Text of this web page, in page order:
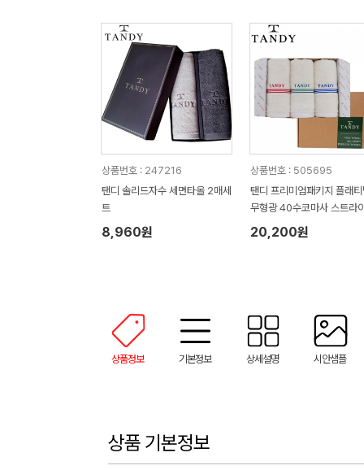
상품번호 : 247216
탠디 솔리드자수 세면타올 2매세
트
8,960원
상품번호 : 505695
탠디 프리미엄패키지 플래티
무형광 40수코마사 스트라
3매세트
20,200원
상품정보 기본정보 상세설명 시안샘플
상품 기본정보